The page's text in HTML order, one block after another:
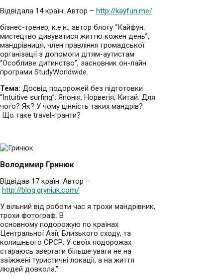
Відвідала 14 країн. Автор – http://kayfun.me/
бізнес-тренер, к.е.н., автор блогу “Кайфун:
мистецтво дивуватися життю кожен день”,
мандрівниця, член правління громадської
організації з допомоги дітям-аутистам
“Особливе дитинство”, засновник он-лайн
програми StudyWorldwide.
Тема: Досвід подорожей без підготовки
“Intuitive surfing”: Японія, Норвегія, Китай. Для
чого? Як? У чому цінність таких мандрів?
Що таке travel-гранти?
Володимир Гринюк
Відвідав 17 країн. Автор –
http://blog.gryniuk.com/
У вільний від роботи час я трохи мандрівник,
трохи фотограф. В
основному подорожую по країнах
Центральної Азії, Близького сходу, та
колишнього СРСР. У своїх подорожах
стараюсь звертати більше уваги не на
заїжжені туристичні локації, а на життя
людей довкола.”